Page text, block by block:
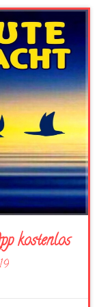
kostenlos